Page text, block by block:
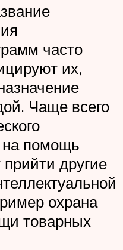
часто
их,
Чаще всего
на помощь
прийти другие
охрана
товарных